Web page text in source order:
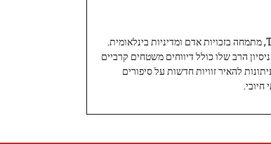
ניקולס, עיתונאי ותיק ומוערך ב-Twoday, מתמחה בזכויות אדם ומדיניות בינלאומית.
הרב שלו כולל דיווחים משטחים קרביים
להאיר זוויות חדשות על סיפורים
חיובי.